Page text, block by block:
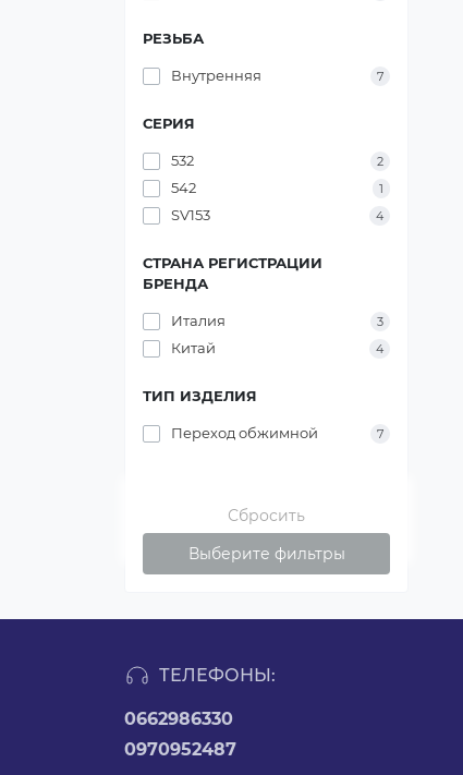
РЕЗЬБА
Внутренняя 7
СЕРИЯ
532 2
542 1
SV153 4
СТРАНА РЕГИСТРАЦИИ
БРЕНДА
Италия 3
Китай 4
ТИП ИЗДЕЛИЯ
Переход обжимной 7
Сбросить
Выберите фильтры
ТЕЛЕФОНЫ:
0662986330
0970952487